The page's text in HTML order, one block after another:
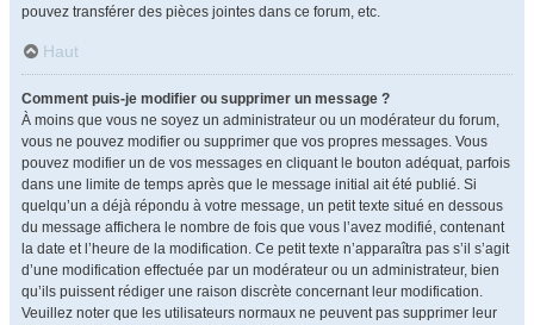
pouvez transférer des pièces jointes dans ce forum, etc.
Haut
Comment puis-je modifier ou supprimer un message ?
À moins que vous ne soyez un administrateur ou un modérateur du forum,
vous ne pouvez modifier ou supprimer que vos propres messages. Vous
pouvez modifier un de vos messages en cliquant le bouton adéquat, parfois
dans une limite de temps après que le message initial ait été publié. Si
quelqu’un a déjà répondu à votre message, un petit texte situé en dessous
du message affichera le nombre de fois que vous l’avez modifié, contenant
la date et l’heure de la modification. Ce petit texte n’apparaîtra pas s’il s’agit
d’une modification effectuée par un modérateur ou un administrateur, bien
qu’ils puissent rédiger une raison discrète concernant leur modification.
Veuillez noter que les utilisateurs normaux ne peuvent pas supprimer leur